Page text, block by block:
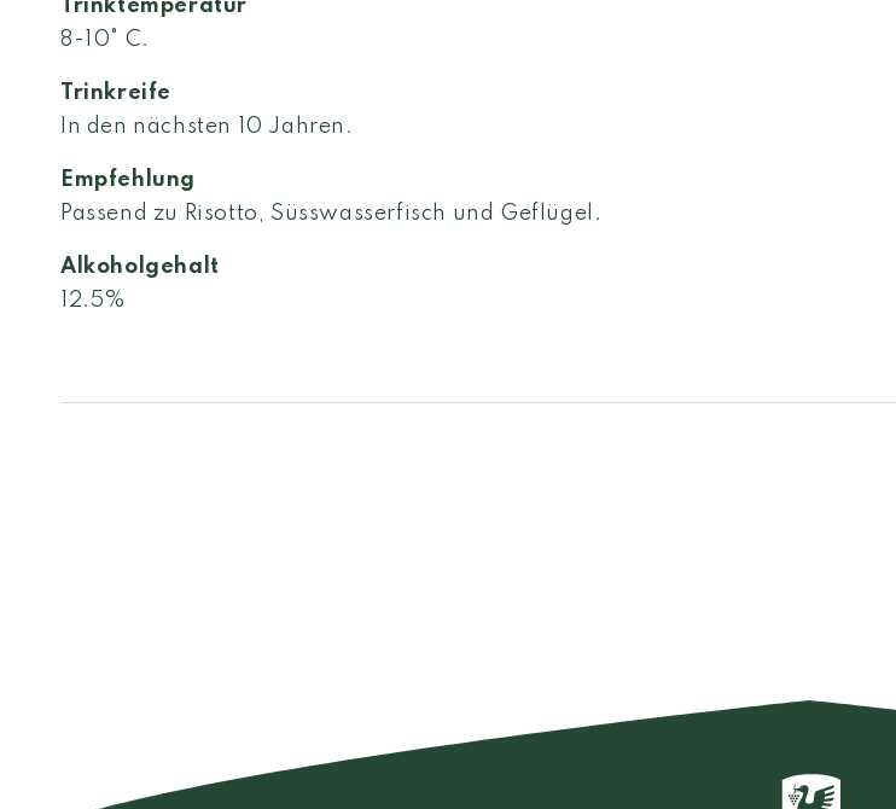
Trinktemperatur
8-10° C.
Trinkreife
In den nächsten 10 Jahren.
Empfehlung
Passend zu Risotto, Süsswasserfisch und Geflügel.
Alkoholgehalt
12.5%